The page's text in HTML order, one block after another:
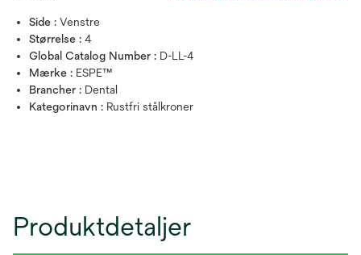
Side : Venstre
Størrelse : 4
Global Catalog Number : D-LL-4
Mærke : ESPE™
Brancher : Dental
Kategorinavn : Rustfri stålkroner
Produktdetaljer